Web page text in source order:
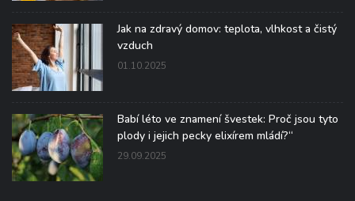
Jak na zdravý domov: teplota, vlhkost a čistý
vzduch
01.10.2025
Babí léto ve znamení švestek: Proč jsou tyto
plody i jejich pecky elixírem mládí?“
29.09.2025